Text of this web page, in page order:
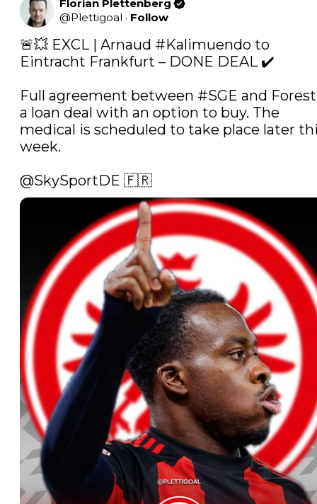
Florian Plettenberg
@Plettigoal · Follow
🚨💥 EXCL | Arnaud #Kalimuendo to
Eintracht Frankfurt – DONE DEAL ✔️
Full agreement between #SGE and
a loan deal with an option to buy. The
medical is scheduled to take place later
week.
@SkySportDE 🇫🇷